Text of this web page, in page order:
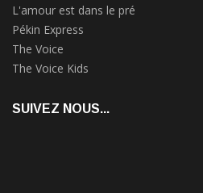
L'amour est dans le pré
Pékin Express
The Voice
The Voice Kids
SUIVEZ NOUS...